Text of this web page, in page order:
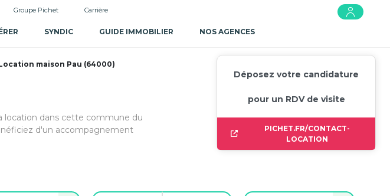
Groupe Pichet Carrière
SYNDIC GUIDE IMMOBILIER NOS AGENCES
maison Pau (64000)
location dans cette commune du
d'un accompagnement
Déposez votre candidature
pour un RDV de visite
PICHET.FR/CONTACT-
LOCATION